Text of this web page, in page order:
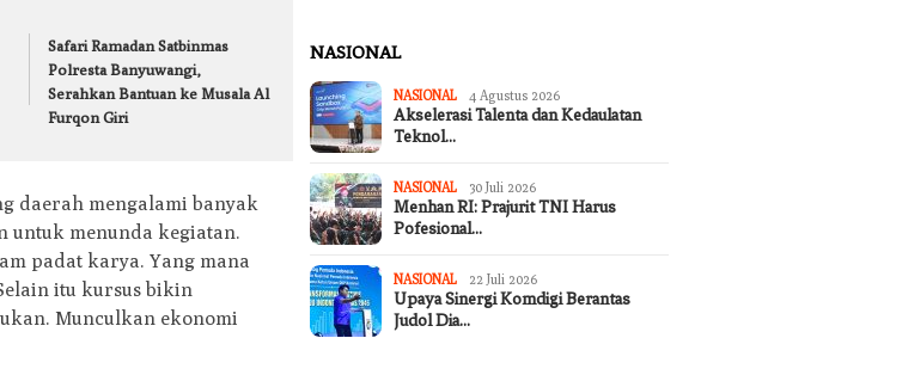
Safari Ramadan Satbinmas
Polresta Banyuwangi,
Serahkan Bantuan ke Musala Al
Furqon Giri
daerah mengalami banyak
untuk menunda kegiatan.
padat karya. Yang mana
itu kursus bikin
Munculkan ekonomi
NASIONAL
NASIONAL 4 Agustus 2026
Akselerasi Talenta dan Kedaulatan
Teknol…
NASIONAL 30 Juli 2026
Menhan RI: Prajurit TNI Harus
Pofesional…
NASIONAL 22 Juli 2026
Upaya Sinergi Komdigi Berantas
Judol Dia…